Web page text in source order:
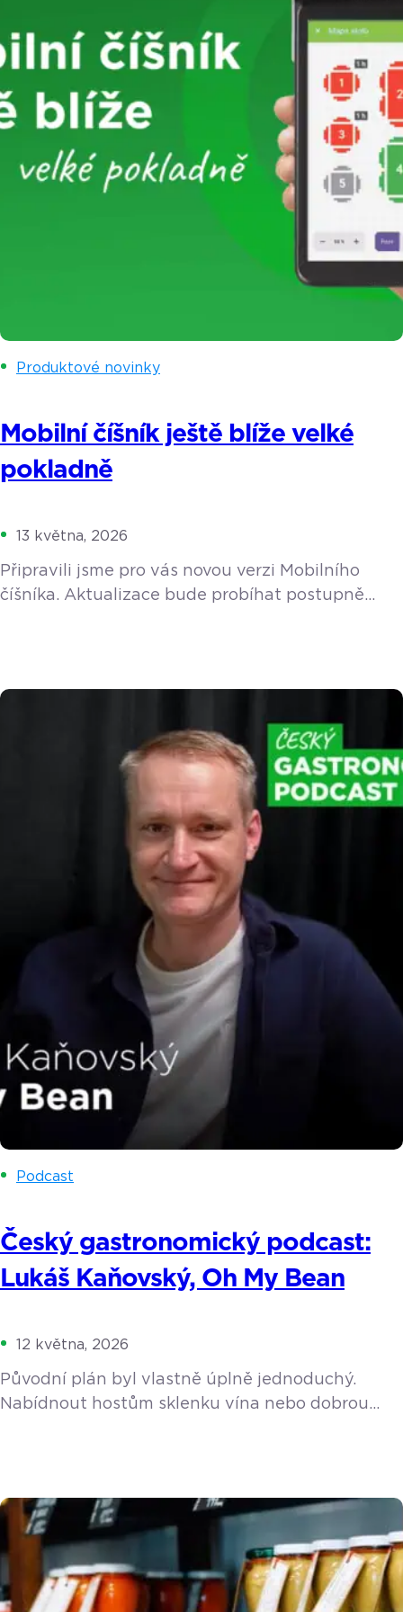
Produktové novinky
Mobilní číšník ještě blíže velké
pokladně
13 května, 2026
Připravili jsme pro vás novou verzi Mobilního
číšníka. Aktualizace bude probíhat postupně
a funkce, na které jste zvyklí z velké pokladny. Co
ušetří zbytečné kroky a hosté nebudou muset na
nic čekat. Kvůli […]
Podcast
Český gastronomický podcast:
Lukáš Kaňovský, Oh My Bean
12 května, 2026
Původní plán byl vlastně úplně jednoduchý.
Nabídnout hostům sklenku vína nebo dobrou
postupně propadl kouzlu pražení, spadl do
pomyslné kávové králičí nory a vybudoval
v Luhačovicích koncept, který dalece přesahuje
hranice malého města. Během rozhovoru jsme
prošli jeho cestu […]